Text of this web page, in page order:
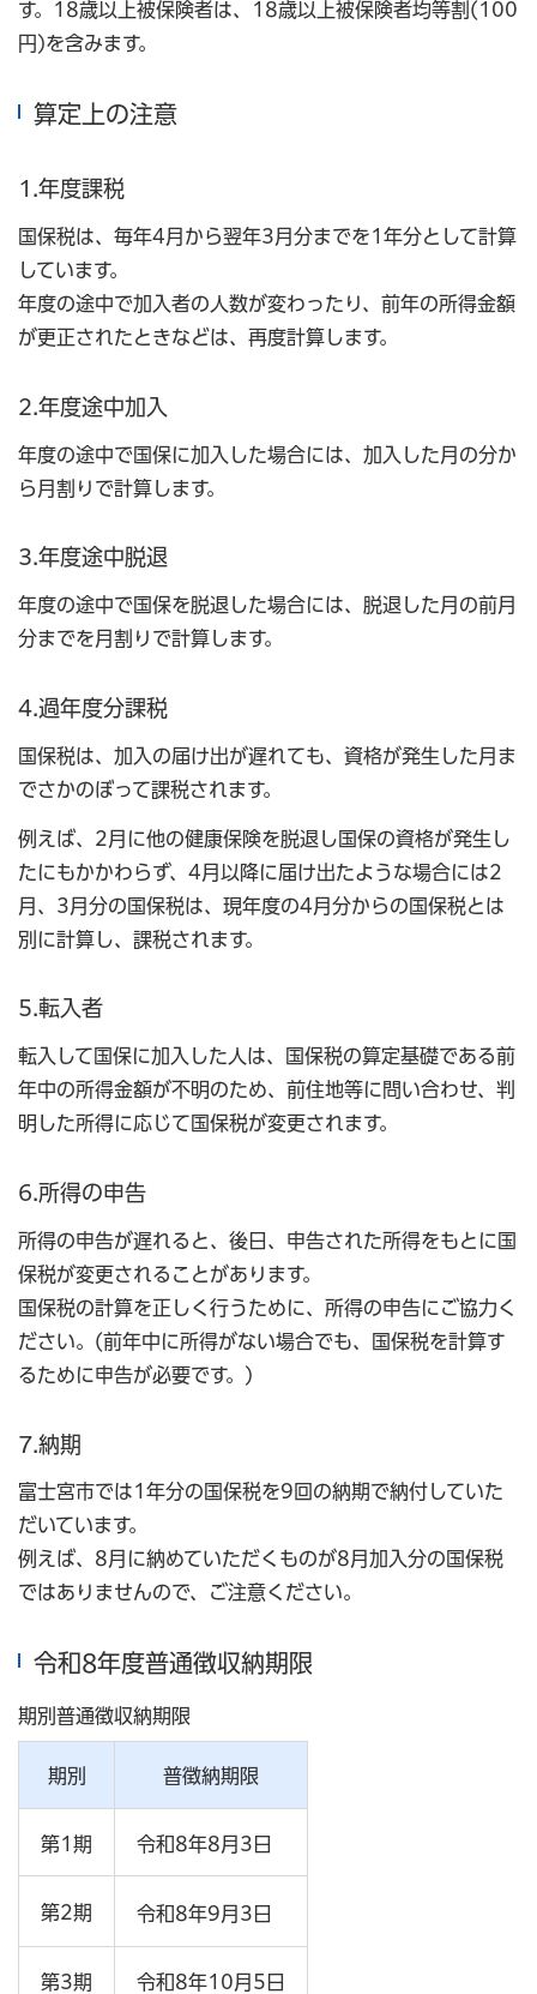
す。18歳以上被保険者は、18歳以上被保険者均等割(100
円)を含みます。
算定上の注意
1.年度課税
国保税は、毎年4月から翌年3月分までを1年分として計算
しています。
年度の途中で加入者の人数が変わったり、前年の所得金額
が更正されたときなどは、再度計算します。
2.年度途中加入
年度の途中で国保に加入した場合には、加入した月の分か
ら月割りで計算します。
3.年度途中脱退
年度の途中で国保を脱退した場合には、脱退した月の前月
分までを月割りで計算します。
4.過年度分課税
国保税は、加入の届け出が遅れても、資格が発生した月ま
でさかのぼって課税されます。
例えば、2月に他の健康保険を脱退し国保の資格が発生し
たにもかかわらず、4月以降に届け出たような場合には2
月、3月分の国保税は、現年度の4月分からの国保税とは
別に計算し、課税されます。
5.転入者
転入して国保に加入した人は、国保税の算定基礎である前
年中の所得金額が不明のため、前住地等に問い合わせ、判
明した所得に応じて国保税が変更されます。
6.所得の申告
所得の申告が遅れると、後日、申告された所得をもとに国
保税が変更されることがあります。
国保税の計算を正しく行うために、所得の申告にご協力く
ださい。(前年中に所得がない場合でも、国保税を計算す
るために申告が必要です。)
7.納期
富士宮市では1年分の国保税を9回の納期で納付していた
だいています。
例えば、8月に納めていただくものが8月加入分の国保税
ではありませんので、ご注意ください。
令和8年度普通徴収納期限
期別普通徴収納期限
期別 普徴納期限
第1期 令和8年8月3日
第2期 令和8年9月3日
第3期 令和8年10月5日